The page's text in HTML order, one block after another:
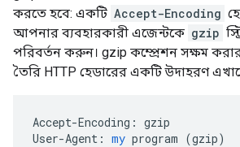
করতে হবে: একটি Accept-Encoding
আপনার ব্যবহারকারী এজেন্টকে gzip
পরিবর্তন করুন। gzip কম্প্রেশন সক্ষম
তৈরি HTTP হেডারের একটি উদাহরণ
Accept-Encoding: gzip
User-Agent: my program (gzip)